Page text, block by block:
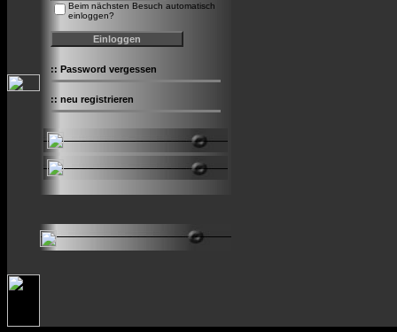
Beim nächsten Besuch automatisch
einloggen?
:: Password vergessen
:: neu registrieren